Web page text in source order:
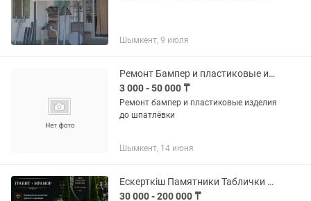
Шымкент, 9 июля
Ремонт Бампер и пластиковые изделия
3 000 - 50 000 ₸
Ремонт бампер и пластиковые изделия
до шпатлёвки
Шымкент, 14 июня
Ескерткiш Памятники Таблички благоустройство
30 000 - 200 000 ₸